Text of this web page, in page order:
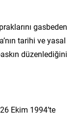
gasbeden
tarihi ve yasal
düzenlediğini
Ekim 1994’te